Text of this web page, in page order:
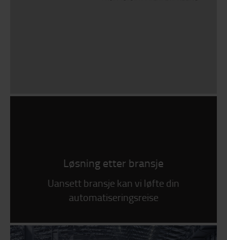
Løsning etter bransje
Uansett bransje kan vi løfte din
automatiseringsreise